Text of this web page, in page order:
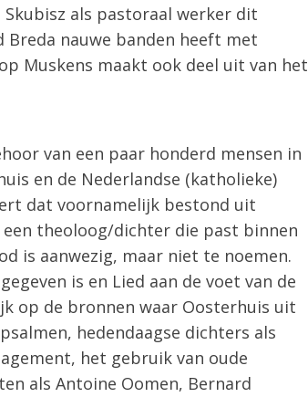
als pastoraal werker dit
nauwe banden heeft met
Muskens maakt ook deel uit van het
van een paar honderd mensen in
en de Nederlandse (katholieke)
dat voornamelijk bestond uit
theoloog/dichter die past binnen
is aanwezig, maar niet te noemen.
is en Lied aan de voet van de
op de bronnen waar Oosterhuis uit
hedendaagse dichters als
het gebruik van oude
als Antoine Oomen, Bernard